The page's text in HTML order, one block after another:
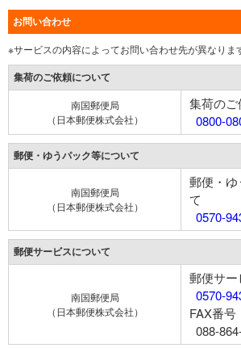
お問い合わせ
※サービスの内容によってお問い合わせ先が異なりま
集荷のご依頼について
南国郵便局
（日本郵便株式会社）
集荷のご
0800-
郵便・ゆうパック等について
南国郵便局
（日本郵便株式会社）
郵便・
て
0570-
郵便サービスについて
南国郵便局
（日本郵便株式会社）
郵便サー
0570-
FAX番号
088-